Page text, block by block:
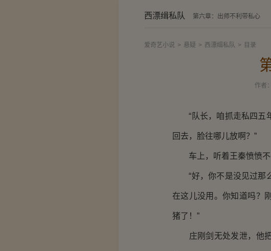
西漂缉私队 第六章：出师不利带私心
爱奇艺小说 > 悬疑 > 西漂缉私队 > 目录
作者：
“队长，咱抓走私四五年
回去，脸往哪儿放啊？”
车上，听着王秦愤愤不
“好，你不是没见过那么
在这儿没用。你知道吗？
猪了！”
庄刚剑无处发泄，他把